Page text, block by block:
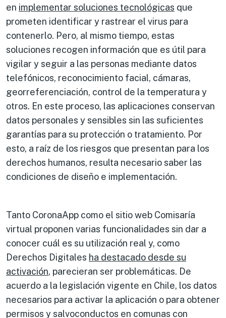
en implementar soluciones tecnológicas que
prometen identificar y rastrear el virus para
contenerlo. Pero, al mismo tiempo, estas
soluciones recogen información que es útil para
vigilar y seguir a las personas mediante datos
telefónicos, reconocimiento facial, cámaras,
georreferenciación, control de la temperatura y
otros. En este proceso, las aplicaciones conservan
datos personales y sensibles sin las suficientes
garantías para su protección o tratamiento. Por
esto, a raíz de los riesgos que presentan para los
derechos humanos, resulta necesario saber las
condiciones de diseño e implementación.
Tanto CoronaApp como el sitio web Comisaría
virtual proponen varias funcionalidades sin dar a
conocer cuál es su utilización real y, como
Derechos Digitales ha destacado desde su
activación, parecieran ser problemáticas. De
acuerdo a la legislación vigente en Chile, los datos
necesarios para activar la aplicación o para obtener
permisos y salvoconductos en comunas con